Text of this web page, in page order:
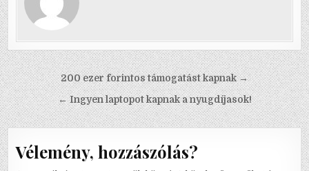
Bejegyzés navigáció
200 ezer forintos támogatást kapnak →
← Ingyen laptopot kapnak a nyugdíjasok!
Vélemény, hozzászólás?